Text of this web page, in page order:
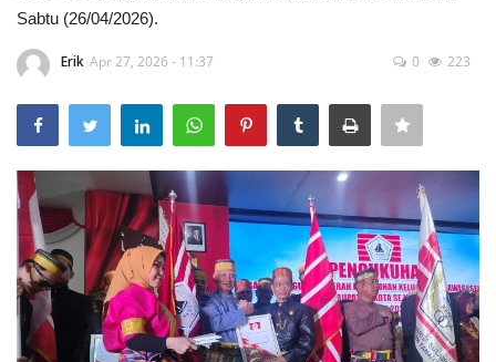
PERISTIWA
POLITIK
WISATA
KULINER
TO CHANEL
Sabtu (26/04/2026).
Erik Apr 27, 2026 - 11:37 0 223